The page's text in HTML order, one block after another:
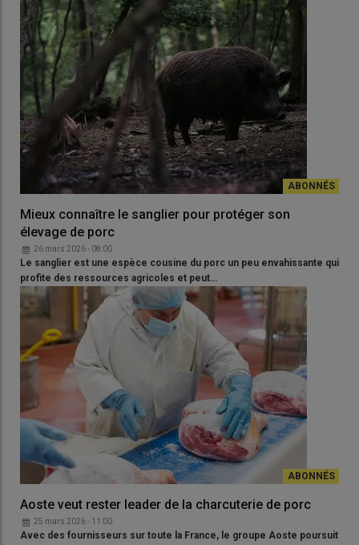
Mieux connaître le sanglier pour protéger son
élevage de porc
26 mars 2026 - 08:00
Le sanglier est une espèce cousine du porc un peu envahissante qui
profite des ressources agricoles et peut…
Aoste veut rester leader de la charcuterie de porc
25 mars 2026 - 11:00
Avec des fournisseurs sur toute la France, le groupe Aoste poursuit